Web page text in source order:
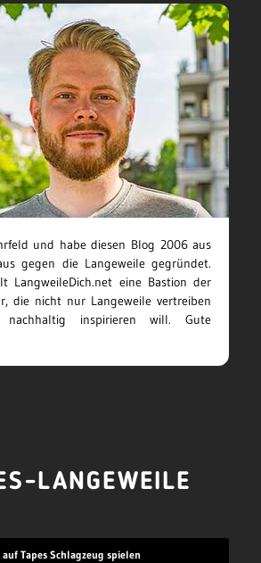
und habe diesen Blog 2006 aus
gegen die Langeweile gegründet.
LangweileDich.net eine Bastion der
die nicht nur Langeweile vertreiben
nachhaltig inspirieren will. Gute
LANGEWEILE
Tapes Schlagzeug spielen